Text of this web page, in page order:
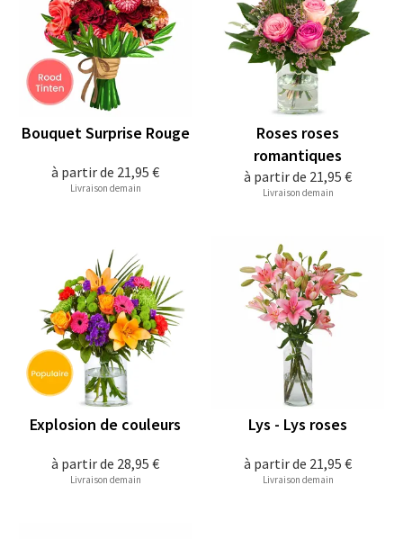
à partir de 21,95 €
Bouquet Surprise Rouge
Livraison demain
à partir de 21,95 €
Roses roses
romantiques
Livraison demain
à partir de 28,95 €
Explosion de couleurs
Livraison demain
à partir de 21,95 €
Lys - Lys roses
Livraison demain